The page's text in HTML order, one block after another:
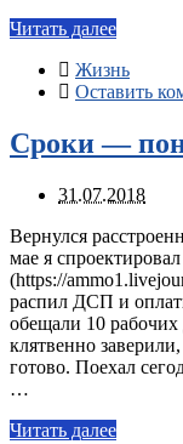
Читать далее
Жизнь
Оставить
Сроки —
31.07.2018
Вернулся
мае я
(https://
распил ДСП и
обещали 10
клятвенно
готово. Поехал
…
Читать далее